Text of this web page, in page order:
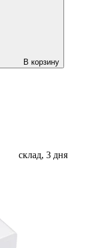
В корзину
склад, 3 дня